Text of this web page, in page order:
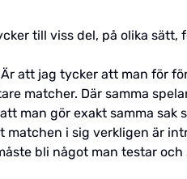
till viss del, på olika
att jag tycker att man för
matcher. Där samma
man gör exakt samma sak
i sig verkligen är
bli något man testar